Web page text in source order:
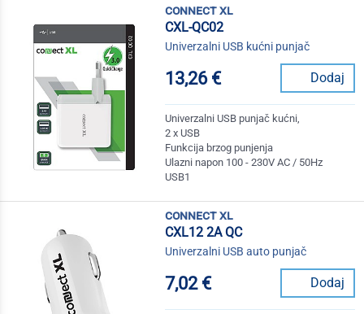
connect xl
CXL-QC02
Univerzalni USB kućni punjač
13,26 € Dodaj
Univerzalni USB punjač kućni,
2 x USB
Funkcija brzog punjenja
Ulazni napon 100 - 230V AC / 50Hz
USB1
connect xl
CXL12 2A QC
Univerzalni USB auto punjač
7,02 € Dodaj